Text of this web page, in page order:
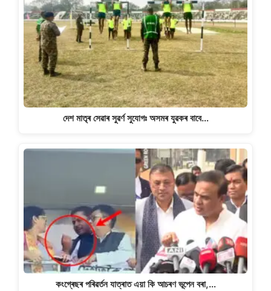
দেশ মাতৃৰ সেৱাৰ সুৱৰ্ণ সুযোগঃ অসমৰ যুৱকৰ বাবে…
কংগ্ৰেছৰ পৰিৱৰ্তন যাত্ৰাত এয়া কি আচৰণ ভূপেন বৰা,…